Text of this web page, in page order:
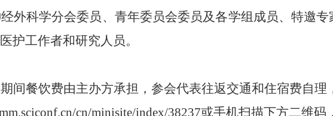
外科学分会委员、青年委员会委员及各学组成员、特邀
护工作者和研究人员。
间餐饮费由主办方承担，参会代表往返交通和住宿费自理
cn/minisite/index/38237或手机扫描下方二维码